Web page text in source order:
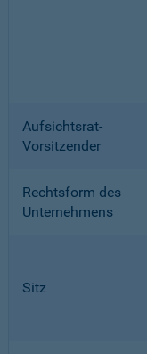
Aufsichtsrat-
Vorsitzender
Rechtsform des
Unternehmens
Sitz